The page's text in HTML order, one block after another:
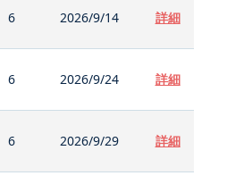
6 2026/9/14 詳細
6 2026/9/24 詳細
6 2026/9/29 詳細